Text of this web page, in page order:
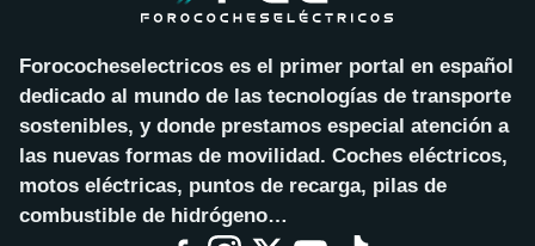
Forococheselectricos es el primer portal en español
dedicado al mundo de las tecnologías de transporte
sostenibles, y donde prestamos especial atención a
las nuevas formas de movilidad. Coches eléctricos,
motos eléctricas, puntos de recarga, pilas de
combustible de hidrógeno…